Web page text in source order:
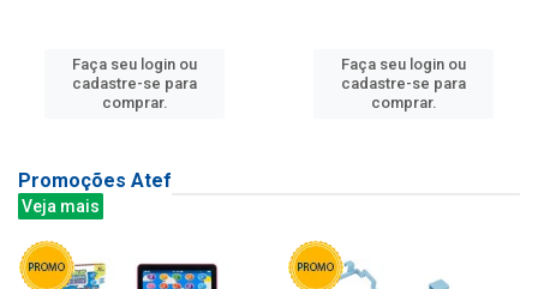
Faça seu login ou
cadastre-se para
comprar.
Faça seu login ou
cadastre-se para
comprar.
Promoções Atef
Veja mais